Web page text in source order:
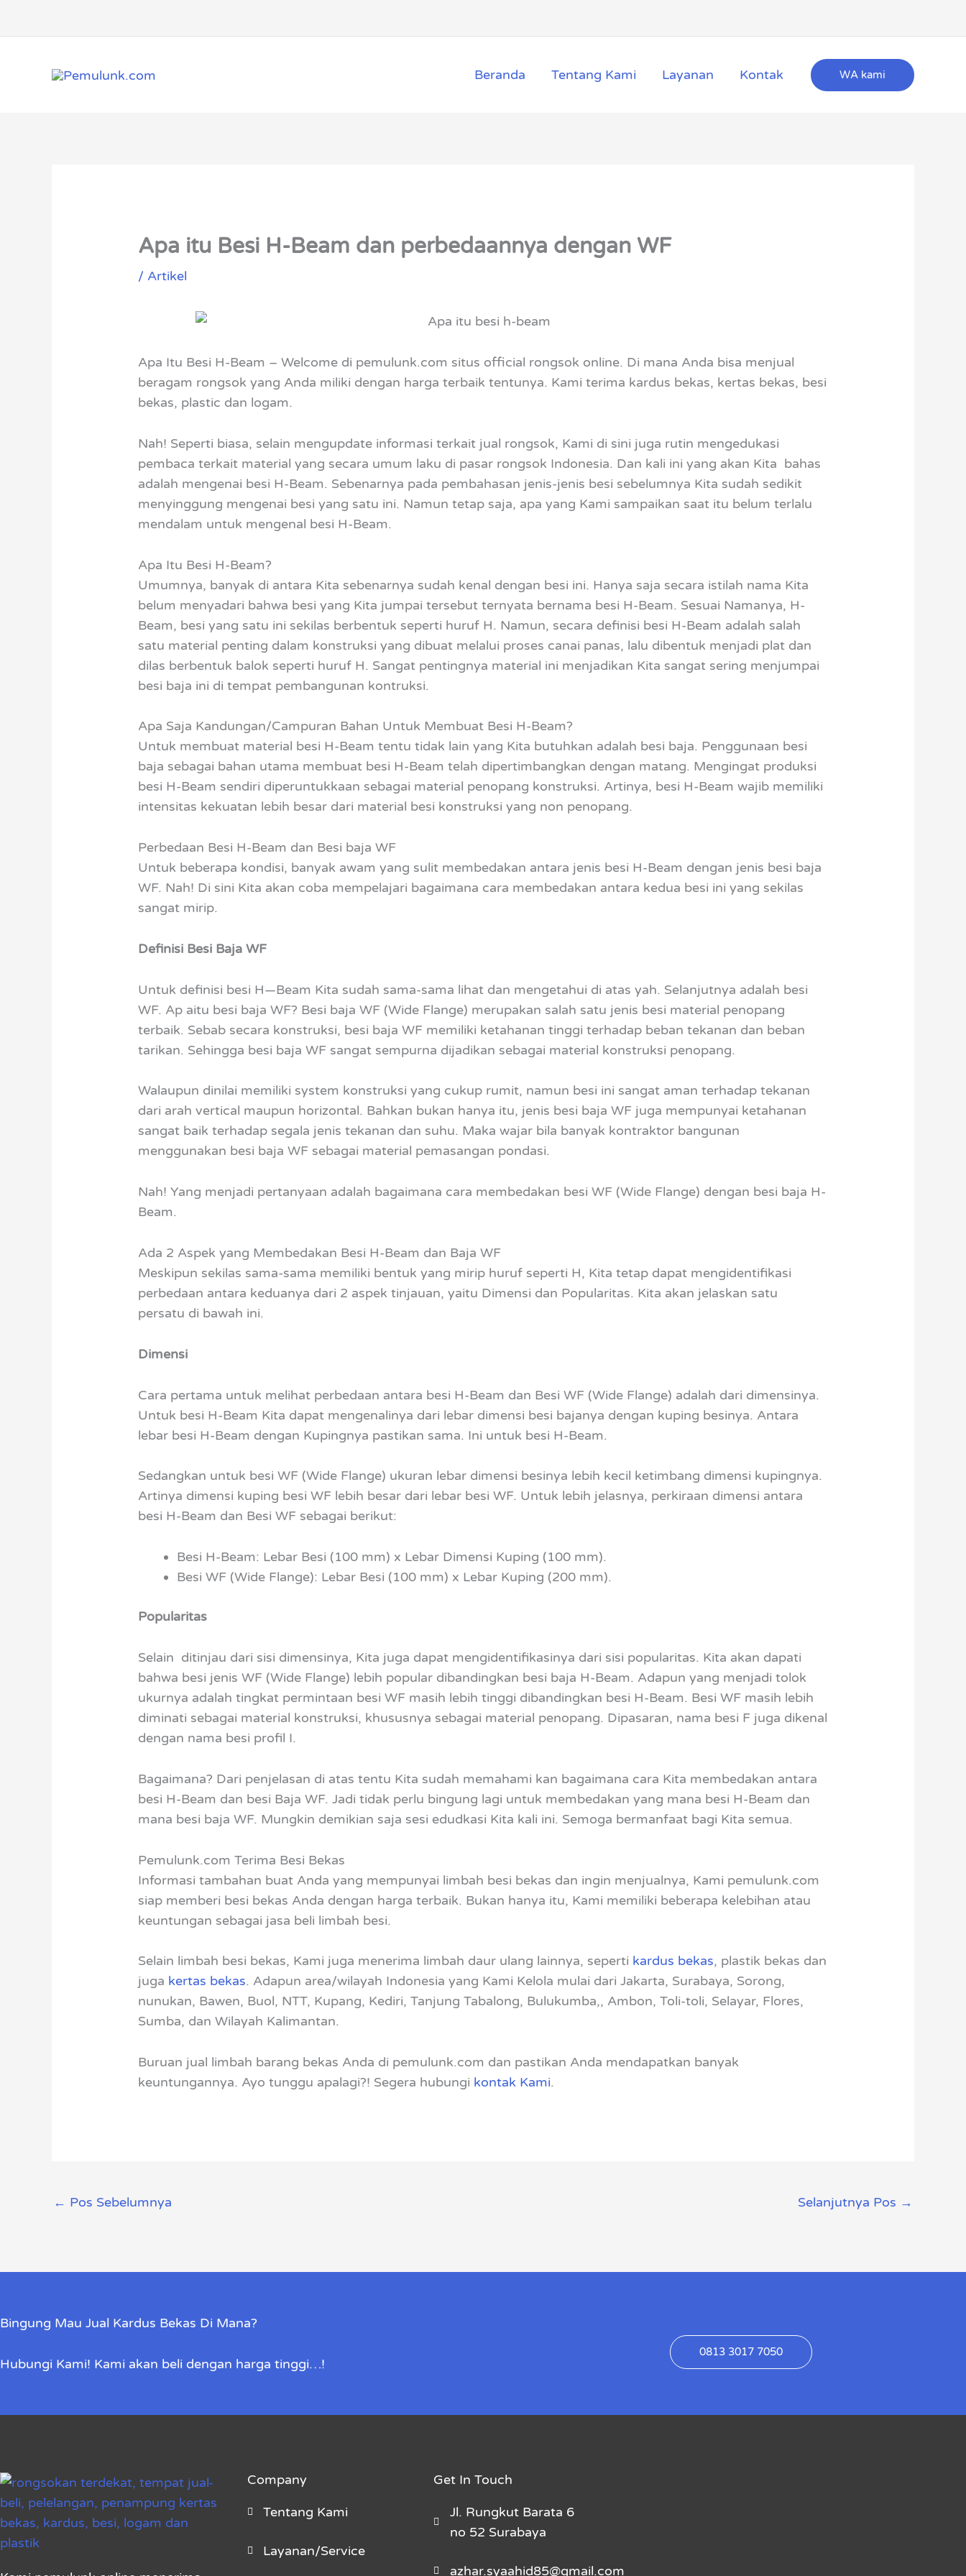
Beranda
Tentang Kami Layanan Kontak WA kami
Apa itu Besi H-Beam dan perbedaannya dengan WF
/ Artikel
Apa Itu Besi H-Beam – Welcome di pemulunk.com situs official rongsok online. Di mana Anda bisa menjual
beragam rongsok yang Anda miliki dengan harga terbaik tentunya. Kami terima kardus bekas, kertas bekas, besi
bekas, plastic dan logam.
Nah! Seperti biasa, selain mengupdate informasi terkait jual rongsok, Kami di sini juga rutin mengedukasi
pembaca terkait material yang secara umum laku di pasar rongsok Indonesia. Dan kali ini yang akan Kita bahas
adalah mengenai besi H-Beam. Sebenarnya pada pembahasan jenis-jenis besi sebelumnya Kita sudah sedikit
menyinggung mengenai besi yang satu ini. Namun tetap saja, apa yang Kami sampaikan saat itu belum terlalu
mendalam untuk mengenal besi H-Beam.
Apa Itu Besi H-Beam?
Umumnya, banyak di antara Kita sebenarnya sudah kenal dengan besi ini. Hanya saja secara istilah nama Kita
belum menyadari bahwa besi yang Kita jumpai tersebut ternyata bernama besi H-Beam. Sesuai Namanya, H-
Beam, besi yang satu ini sekilas berbentuk seperti huruf H. Namun, secara definisi besi H-Beam adalah salah
satu material penting dalam konstruksi yang dibuat melalui proses canai panas, lalu dibentuk menjadi plat dan
dilas berbentuk balok seperti huruf H. Sangat pentingnya material ini menjadikan Kita sangat sering menjumpai
besi baja ini di tempat pembangunan kontruksi.
Apa Saja Kandungan/Campuran Bahan Untuk Membuat Besi H-Beam?
Untuk membuat material besi H-Beam tentu tidak lain yang Kita butuhkan adalah besi baja. Penggunaan besi
baja sebagai bahan utama membuat besi H-Beam telah dipertimbangkan dengan matang. Mengingat produksi
besi H-Beam sendiri diperuntukkaan sebagai material penopang konstruksi. Artinya, besi H-Beam wajib memiliki
intensitas kekuatan lebih besar dari material besi konstruksi yang non penopang.
Perbedaan Besi H-Beam dan Besi baja WF
Untuk beberapa kondisi, banyak awam yang sulit membedakan antara jenis besi H-Beam dengan jenis besi baja
WF. Nah! Di sini Kita akan coba mempelajari bagaimana cara membedakan antara kedua besi ini yang sekilas
sangat mirip.
Definisi Besi Baja WF
Untuk definisi besi H—Beam Kita sudah sama-sama lihat dan mengetahui di atas yah. Selanjutnya adalah besi
WF. Ap aitu besi baja WF? Besi baja WF (Wide Flange) merupakan salah satu jenis besi material penopang
terbaik. Sebab secara konstruksi, besi baja WF memiliki ketahanan tinggi terhadap beban tekanan dan beban
tarikan. Sehingga besi baja WF sangat sempurna dijadikan sebagai material konstruksi penopang.
Walaupun dinilai memiliki system konstruksi yang cukup rumit, namun besi ini sangat aman terhadap tekanan
dari arah vertical maupun horizontal. Bahkan bukan hanya itu, jenis besi baja WF juga mempunyai ketahanan
sangat baik terhadap segala jenis tekanan dan suhu. Maka wajar bila banyak kontraktor bangunan
menggunakan besi baja WF sebagai material pemasangan pondasi.
Nah! Yang menjadi pertanyaan adalah bagaimana cara membedakan besi WF (Wide Flange) dengan besi baja H-
Beam.
Ada 2 Aspek yang Membedakan Besi H-Beam dan Baja WF
Meskipun sekilas sama-sama memiliki bentuk yang mirip huruf seperti H, Kita tetap dapat mengidentifikasi
perbedaan antara keduanya dari 2 aspek tinjauan, yaitu Dimensi dan Popularitas. Kita akan jelaskan satu
persatu di bawah ini.
Dimensi
Cara pertama untuk melihat perbedaan antara besi H-Beam dan Besi WF (Wide Flange) adalah dari dimensinya.
Untuk besi H-Beam Kita dapat mengenalinya dari lebar dimensi besi bajanya dengan kuping besinya. Antara
lebar besi H-Beam dengan Kupingnya pastikan sama. Ini untuk besi H-Beam.
Sedangkan untuk besi WF (Wide Flange) ukuran lebar dimensi besinya lebih kecil ketimbang dimensi kupingnya.
Artinya dimensi kuping besi WF lebih besar dari lebar besi WF. Untuk lebih jelasnya, perkiraan dimensi antara
besi H-Beam dan Besi WF sebagai berikut:
Besi H-Beam: Lebar Besi (100 mm) x Lebar Dimensi Kuping (100 mm).
Besi WF (Wide Flange): Lebar Besi (100 mm) x Lebar Kuping (200 mm).
Popularitas
Selain ditinjau dari sisi dimensinya, Kita juga dapat mengidentifikasinya dari sisi popularitas. Kita akan dapati
bahwa besi jenis WF (Wide Flange) lebih popular dibandingkan besi baja H-Beam. Adapun yang menjadi tolok
ukurnya adalah tingkat permintaan besi WF masih lebih tinggi dibandingkan besi H-Beam. Besi WF masih lebih
diminati sebagai material konstruksi, khususnya sebagai material penopang. Dipasaran, nama besi F juga dikenal
dengan nama besi profil I.
Bagaimana? Dari penjelasan di atas tentu Kita sudah memahami kan bagaimana cara Kita membedakan antara
besi H-Beam dan besi Baja WF. Jadi tidak perlu bingung lagi untuk membedakan yang mana besi H-Beam dan
mana besi baja WF. Mungkin demikian saja sesi edudkasi Kita kali ini. Semoga bermanfaat bagi Kita semua.
Pemulunk.com Terima Besi Bekas
Informasi tambahan buat Anda yang mempunyai limbah besi bekas dan ingin menjualnya, Kami pemulunk.com
siap memberi besi bekas Anda dengan harga terbaik. Bukan hanya itu, Kami memiliki beberapa kelebihan atau
keuntungan sebagai jasa beli limbah besi.
Selain limbah besi bekas, Kami juga menerima limbah daur ulang lainnya, seperti kardus bekas, plastik bekas dan
juga kertas bekas. Adapun area/wilayah Indonesia yang Kami Kelola mulai dari Jakarta, Surabaya, Sorong,
nunukan, Bawen, Buol, NTT, Kupang, Kediri, Tanjung Tabalong, Bulukumba,, Ambon, Toli-toli, Selayar, Flores,
Sumba, dan Wilayah Kalimantan.
Buruan jual limbah barang bekas Anda di pemulunk.com dan pastikan Anda mendapatkan banyak
keuntungannya. Ayo tunggu apalagi?! Segera hubungi kontak Kami.
← Pos Sebelumnya Selanjutnya Pos →
Bingung Mau Jual Kardus Bekas Di Mana?
Hubungi Kami! Kami akan beli dengan harga tinggi…!
0813 3017 7050
Company
Tentang Kami
Layanan/Service
Get In Touch
Jl. Rungkut Barata 6
no 52 Surabaya
azhar.syaahid85@gmail.com